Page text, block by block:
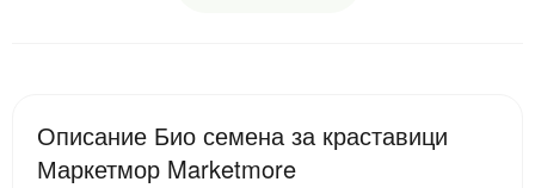
Описание Био семена за краставици
Маркетмор Marketmore